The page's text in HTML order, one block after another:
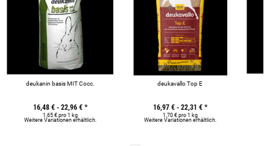
deukanin basis MIT Cocc.
16,48 € - 22,96 € *
1,65 € pro 1 kg
Weitere Variationen erhältlich.
deukavallo Top E
16,97 € - 22,31 € *
1,70 € pro 1 kg
Weitere Variationen erhältlich.